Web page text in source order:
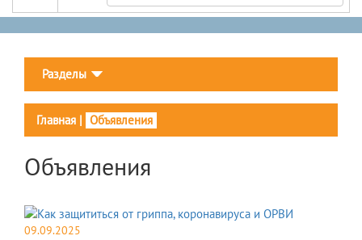
Разделы
Главная | Объявления
Объявления
09.09.2025